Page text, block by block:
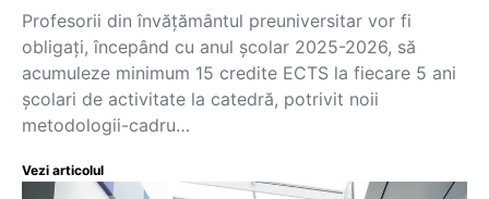
Profesorii din învățământul preuniversitar vor fi
obligați, începând cu anul școlar 2025-2026, să
acumuleze minimum 15 credite ECTS la fiecare 5 ani
școlari de activitate la catedră, potrivit noii
metodologii-cadru…
Vezi articolul